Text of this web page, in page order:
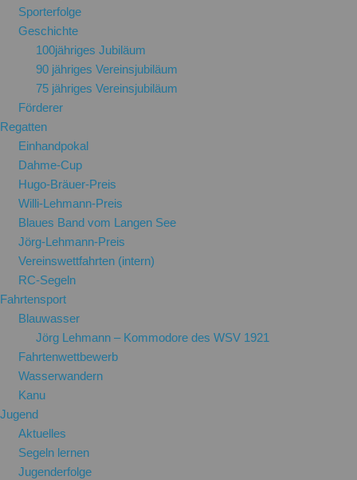
Sporterfolge
Geschichte
100jähriges Jubiläum
90 jähriges Vereinsjubiläum
75 jähriges Vereinsjubiläum
Förderer
Regatten
Einhandpokal
Dahme-Cup
Hugo-Bräuer-Preis
Willi-Lehmann-Preis
Blaues Band vom Langen See
Jörg-Lehmann-Preis
Vereinswettfahrten (intern)
RC-Segeln
Fahrtensport
Blauwasser
Jörg Lehmann – Kommodore des WSV 1921
Fahrtenwettbewerb
Wasserwandern
Kanu
Jugend
Aktuelles
Segeln lernen
Jugenderfolge